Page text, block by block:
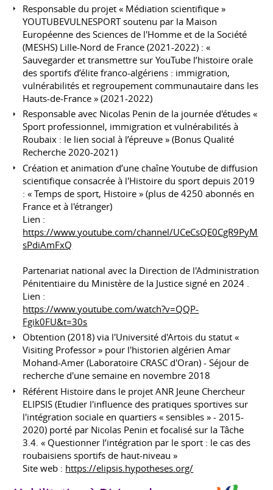
Responsable du projet « Médiation scientifique »
YOUTUBEVULNESPORT soutenu par la Maison
Européenne des Sciences de l'Homme et de la Société
(MESHS) Lille-Nord de France (2021-2022) : «
Sauvegarder et transmettre sur YouTube l’histoire orale
des sportifs d’élite franco-algériens : immigration,
vulnérabilités et regroupement communautaire dans les
Hauts-de-France » (2021-2022)
Responsable avec Nicolas Penin de la journée d'études «
Sport professionnel, immigration et vulnérabilités à
Roubaix : le lien social à l’épreuve » (Bonus Qualité
Recherche 2020-2021)
Création et animation d’une chaîne Youtube de diffusion
scientifique consacrée à l'Histoire du sport depuis 2019
: « Temps de sport, Histoire » (plus de 4250 abonnés en
France et à l'étranger)
Lien :
https://www.youtube.com/channel/UCeCsQE0CgR9PyM
sPdiAmFxQ
Partenariat national avec la Direction de l'Administration
Pénitentiaire du Ministère de la Justice signé en 2024 .
Lien :
https://www.youtube.com/watch?v=QQP-
Fgik0FU&t=30s
Obtention (2018) via l'Université d'Artois du statut «
Visiting Professor » pour l'historien algérien Amar
Mohand-Amer (Laboratoire CRASC d'Oran) - Séjour de
recherche d'une semaine en novembre 2018
Référent Histoire dans le projet ANR Jeune Chercheur
ELIPSIS (Etudier l'influence des pratiques sportives sur
l'intégration sociale en quartiers « sensibles » - 2015-
2020) porté par Nicolas Penin et focalisé sur la Tâche
3.4. « Questionner l’intégration par le sport : le cas des
roubaisiens sportifs de haut-niveau »
Site web : https://elipsis.hypotheses.org/